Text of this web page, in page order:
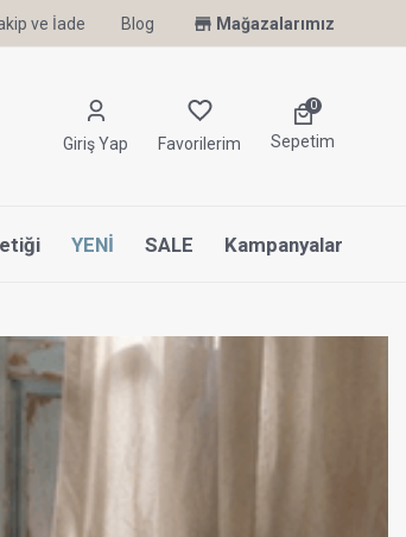
Uyku Uzmanı Othello Şimdi Penelope'de
ve İade Blog Mağazalarımız
Giriş Yap Favorilerim
0
Sepetim
YENİ SALE Kampanyalar